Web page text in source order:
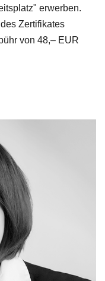
erwerben.
Zertifikates
von 48,– EUR